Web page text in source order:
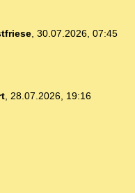
, 30.07.2026, 07:45
, 28.07.2026, 19:16